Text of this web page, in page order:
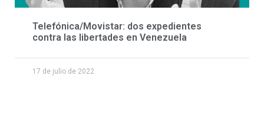
Telefónica/Movistar: dos expedientes
contra las libertades en Venezuela
17 de julio de 2022